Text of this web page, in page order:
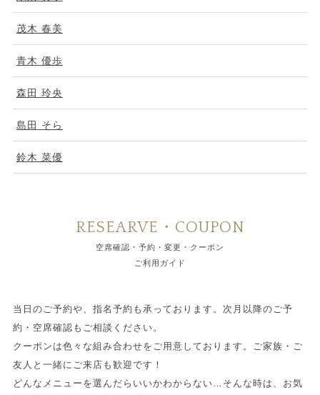
茂木 春美
青木 優歩
森田 玲央
島田 そら
鈴木 菜優
RESEARVE・COUPON
空席確認・予約・変更・クーポン
ご利用ガイド
当日のご予約や、指名予約も承っております。次月以降のご予
約・空席確認もご相談ください。
クーポンは色々な組み合わせをご用意しております。ご家族・ご
友人と一緒にご来店も歓迎です！
どんなメニューを選んだらいいかわからない…そんな時は、お気